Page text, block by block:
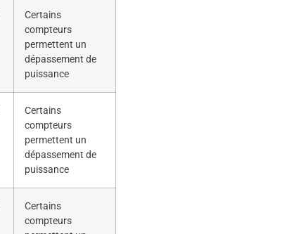
Certains
compteurs
permettent un
dépassement de
puissance
Certains
compteurs
permettent un
dépassement de
puissance
Certains
compteurs